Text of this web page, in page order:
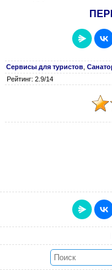
Сервисы для туристов
Рейтинг: 2.9/14